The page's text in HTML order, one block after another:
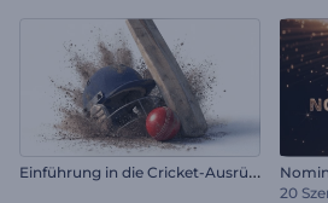
E
inführung in die Cricket-Ausrüstung
20